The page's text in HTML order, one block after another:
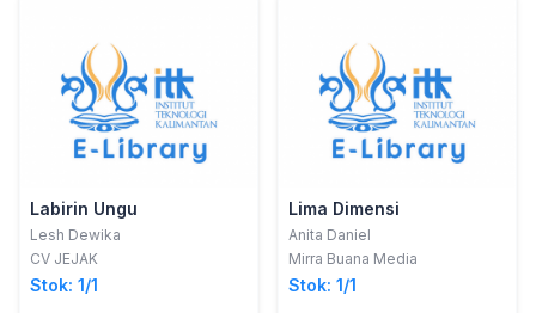
Labirin Ungu
Lesh Dewika
CV JEJAK
Stok: 1/1
Lima Dimensi
Anita Daniel
Mirra Buana Media
Stok: 1/1